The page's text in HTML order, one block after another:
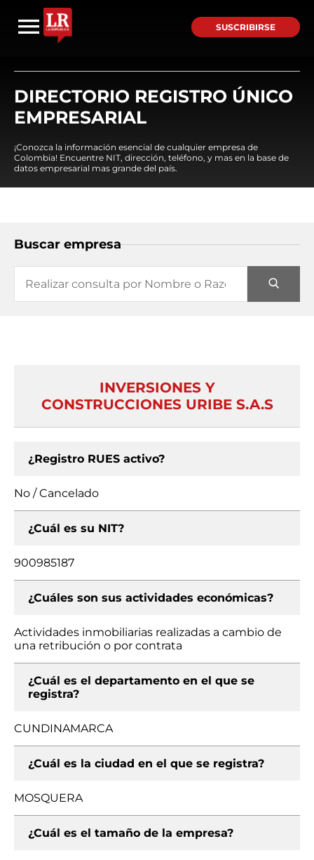
SUSCRIBIRSE
DIRECTORIO REGISTRO ÚNICO
EMPRESARIAL
¡Conozca la información esencial de cualquier empresa de
Colombia! Encuentre NIT, dirección, teléfono, y mas en la base de
datos empresarial mas grande del país.
Buscar empresa
INVERSIONES Y
CONSTRUCCIONES URIBE S.A.S
¿Registro RUES activo?
No / Cancelado
¿Cuál es su NIT?
900985187
¿Cuáles son sus actividades económicas?
Actividades inmobiliarias realizadas a cambio de
una retribución o por contrata
¿Cuál es el departamento en el que se
registra?
CUNDINAMARCA
¿Cuál es la ciudad en el que se registra?
MOSQUERA
¿Cuál es el tamaño de la empresa?